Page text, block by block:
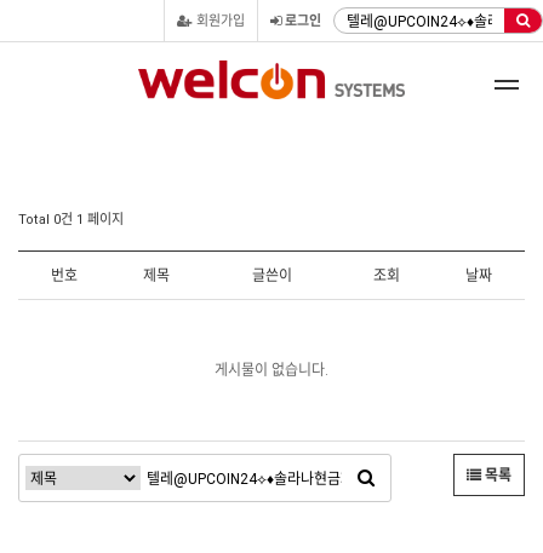
회원가입 로그인
Total 0건 1 페이지
번호 제목 글쓴이 조회 날짜
게시물이 없습니다.
목록